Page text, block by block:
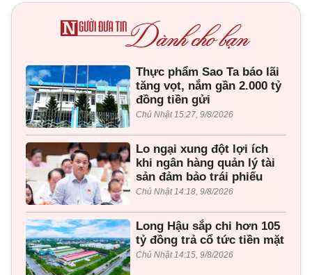
Thực phẩm Sao Ta báo lãi
tăng vọt, nắm gần 2.000 tỷ
đồng tiền gửi
Chủ Nhật 15:27, 9/8/2026
Lo ngại xung đột lợi ích
khi ngân hàng quản lý tài
sản đảm bảo trái phiếu
Chủ Nhật 14:18, 9/8/2026
Long Hậu sắp chi hơn 105
tỷ đồng trả cổ tức tiền mặt
Chủ Nhật 14:15, 9/8/2026